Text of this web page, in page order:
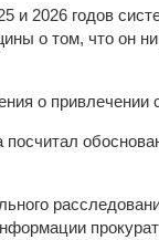
и 2026 годов
о том, что он
о привлечении